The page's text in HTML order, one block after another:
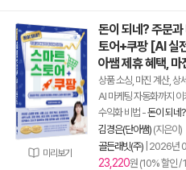
미리보기
돈이 되네? 주문
토어+쿠팡 [AI 실
아쌤 제휴 혜택,
상품 소싱, 마진 계산, 상
AI 마케팅 자동화까지
수익화 비법 -돈이 되네?
김경은(단아쌤) (지은이)
골든래빗(주) 2026년
23,220원 (10% 할인 /